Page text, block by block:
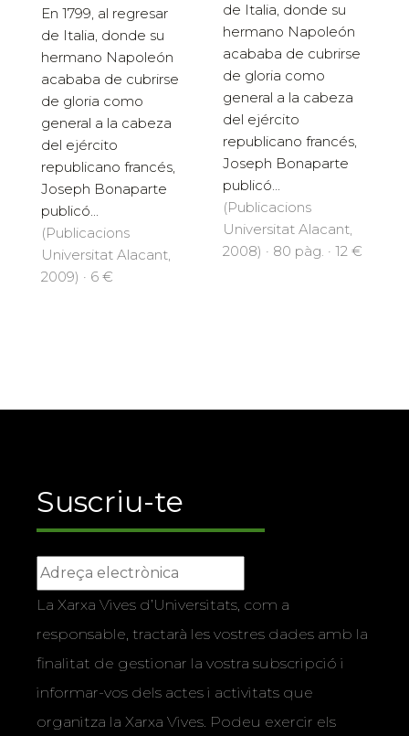
En 1799, al regresar
de Italia, donde su
hermano Napoleón
acababa de cubrirse
de gloria como
general a la cabeza
del ejército
republicano francés,
Joseph Bonaparte
publicó...
(Publicacions
Universitat Alacant,
2009) · 6 €
de Italia, donde su
hermano Napoleón
acababa de cubrirse
de gloria como
general a la cabeza
del ejército
republicano francés,
Joseph Bonaparte
publicó...
(Publicacions
Universitat Alacant,
2008) · 80 pàg. · 12 €
Suscriu-te
La Xarxa Vives d’Universitats, com a
responsable, tractarà les vostres dades amb la
finalitat de gestionar la vostra subscripció i
informar-vos dels actes i activitats que
organitza la Xarxa Vives. Podeu exercir els